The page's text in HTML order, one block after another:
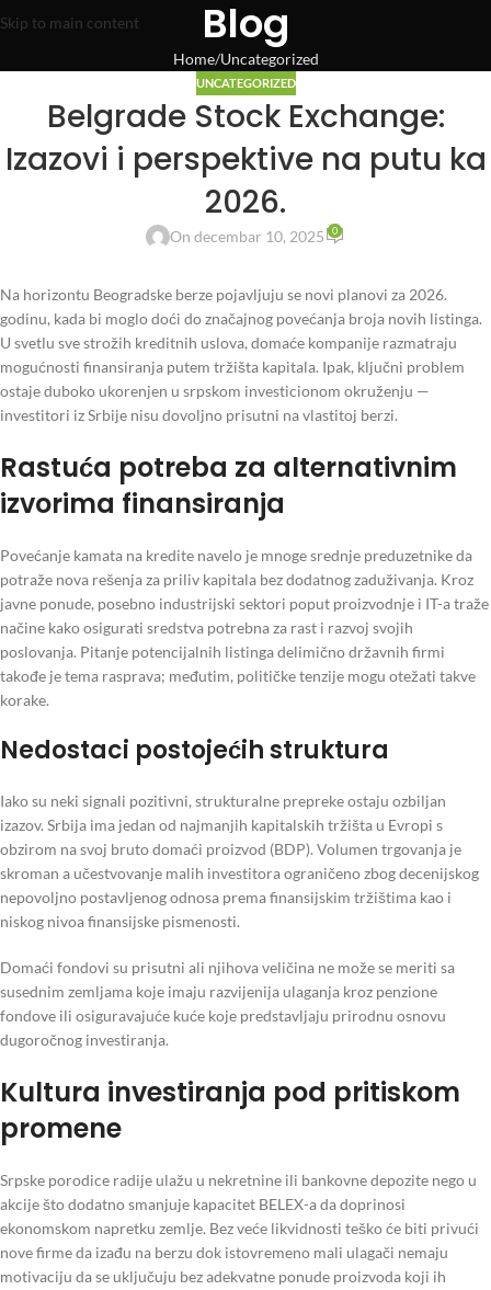
Skip to main content Blog
Home Uncategorized
UNCATEGORIZED
Belgrade Stock Exchange:
Izazovi i perspektive na putu ka
2026.
On decembar 10, 2025 0
Na horizontu Beogradske berze pojavljuju se novi planovi za 2026.
godinu, kada bi moglo doći do značajnog povećanja broja novih listinga.
U svetlu sve strožih kreditnih uslova, domaće kompanije razmatraju
mogućnosti finansiranja putem tržišta kapitala. Ipak, ključni problem
ostaje duboko ukorenjen u srpskom investicionom okruženju —
investitori iz Srbije nisu dovoljno prisutni na vlastitoj berzi.
Rastuća potreba za alternativnim
izvorima finansiranja
Povećanje kamata na kredite navelo je mnoge srednje preduzetnike da
potraže nova rešenja za priliv kapitala bez dodatnog zaduživanja. Kroz
javne ponude, posebno industrijski sektori poput proizvodnje i IT-a traže
načine kako osigurati sredstva potrebna za rast i razvoj svojih
poslovanja. Pitanje potencijalnih listinga delimično državnih firmi
takođe je tema rasprava; međutim, političke tenzije mogu otežati takve
korake.
Nedostaci postojećih struktura
Iako su neki signali pozitivni, strukturalne prepreke ostaju ozbiljan
izazov. Srbija ima jedan od najmanjih kapitalskih tržišta u Evropi s
obzirom na svoj bruto domaći proizvod (BDP). Volumen trgovanja je
skroman a učestvovanje malih investitora ograničeno zbog decenijskog
nepovoljno postavljenog odnosa prema finansijskim tržištima kao i
niskog nivoa finansijske pismenosti.
Domaći fondovi su prisutni ali njihova veličina ne može se meriti sa
susednim zemljama koje imaju razvijenija ulaganja kroz penzione
fondove ili osiguravajuće kuće koje predstavljaju prirodnu osnovu
dugoročnog investiranja.
Kultura investiranja pod pritiskom
promene
Srpske porodice radije ulažu u nekretnine ili bankovne depozite nego u
akcije što dodatno smanjuje kapacitet BELEX-a da doprinosi
ekonomskom napretku zemlje. Bez veće likvidnosti teško će biti privući
nove firme da izađu na berzu dok istovremeno mali ulagači nemaju
motivaciju da se uključuju bez adekvatne ponude proizvoda koji ih